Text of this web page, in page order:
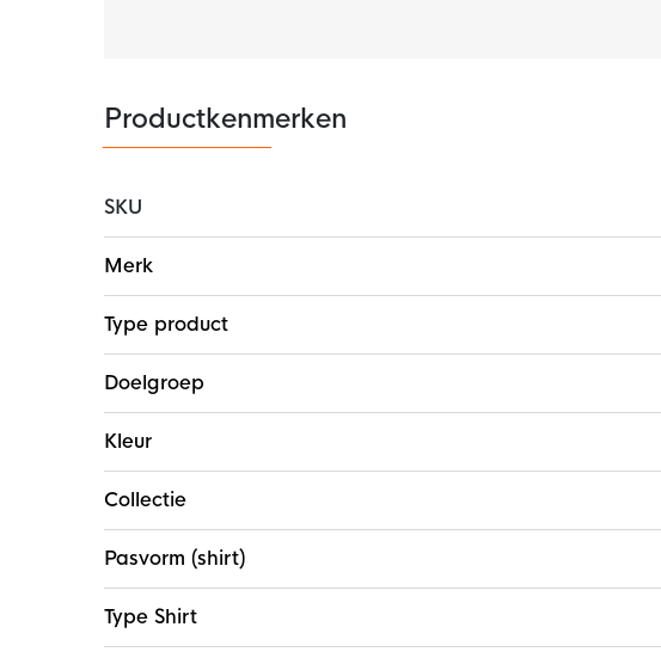
Productkenmerken
SKU
informatie
Merk
Type product
Doelgroep
Kleur
Collectie
Pasvorm (shirt)
Type Shirt